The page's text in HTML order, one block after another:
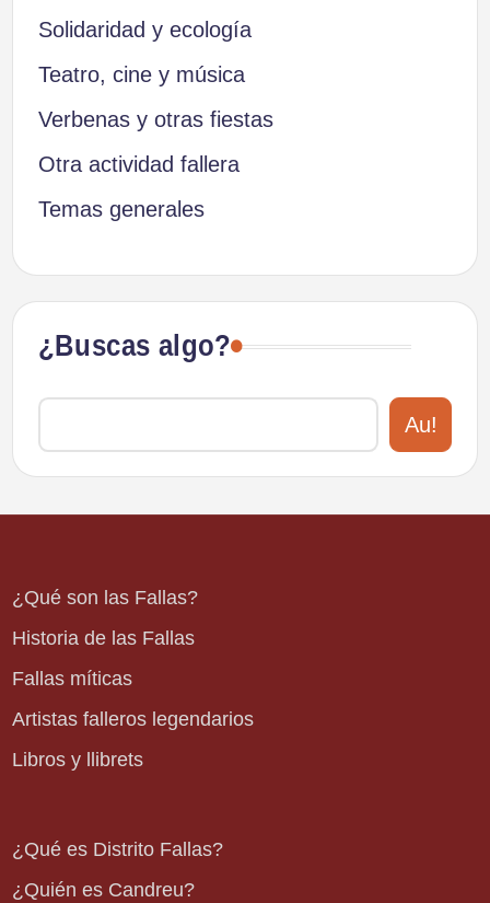
Solidaridad y ecología
Teatro, cine y música
Verbenas y otras fiestas
Otra actividad fallera
Temas generales
¿Buscas algo?
Au!
¿Qué son las Fallas?
Historia de las Fallas
Fallas míticas
Artistas falleros legendarios
Libros y llibrets
¿Qué es Distrito Fallas?
¿Quién es Candreu?